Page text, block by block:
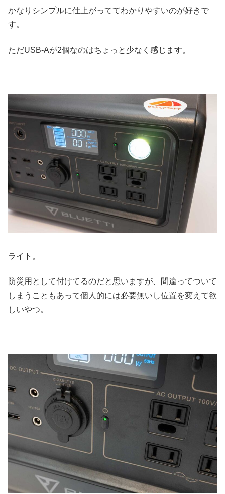
かなりシンプルに仕上がっててわかりやすいのが好きで
す。
ただUSB-Aが2個なのはちょっと少なく感じます。
ライト。
防災用として付けてるのだと思いますが、間違ってついて
しまうこともあって個人的には必要無いし位置を変えて欲
しいやつ。